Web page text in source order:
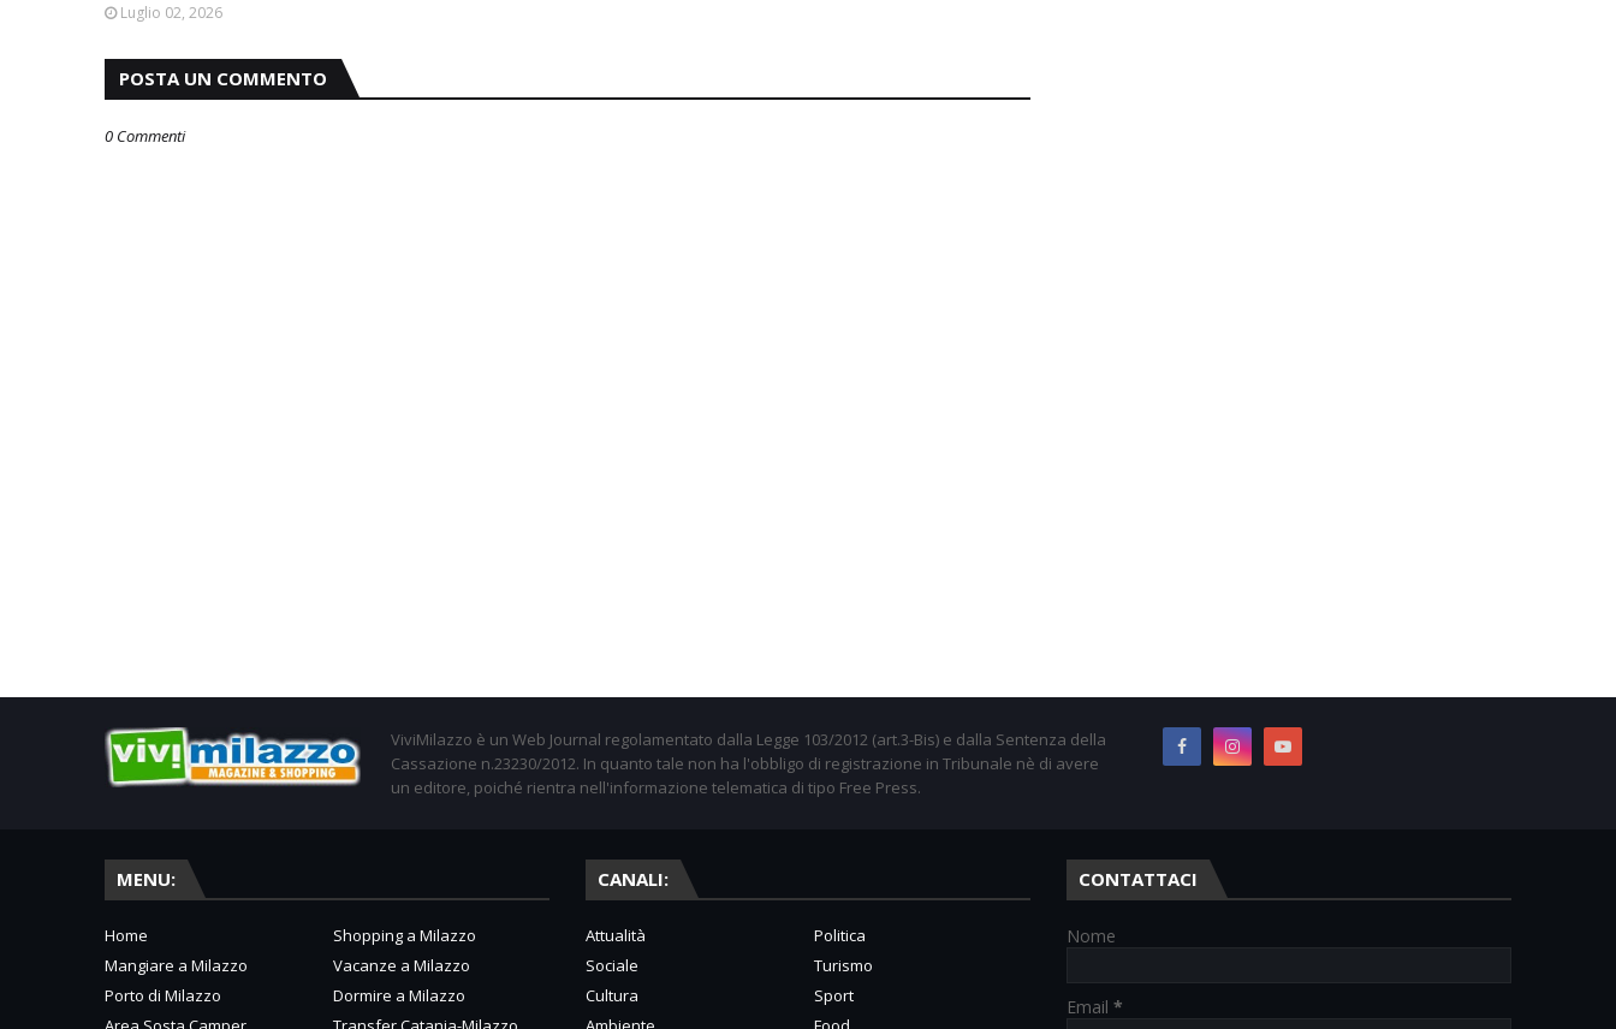
Luglio 02, 2026
POSTA UN COMMENTO
0 Commenti
ViviMilazzo è un Web Journal regolamentato dalla Legge 103/2012 (art.3-Bis) e dalla Sentenza della
Cassazione n.23230/2012. In quanto tale non ha l'obbligo di registrazione in Tribunale nè di avere
un editore, poiché rientra nell'informazione telematica di tipo Free Press.
MENU:
Home
Shopping a Milazzo
Mangiare a Milazzo
Vacanze a Milazzo
Porto di Milazzo
Dormire a Milazzo
CANALI:
Attualità
Politica
Sociale
Turismo
Cultura
Sport
CONTATTACI
Nome
Email *